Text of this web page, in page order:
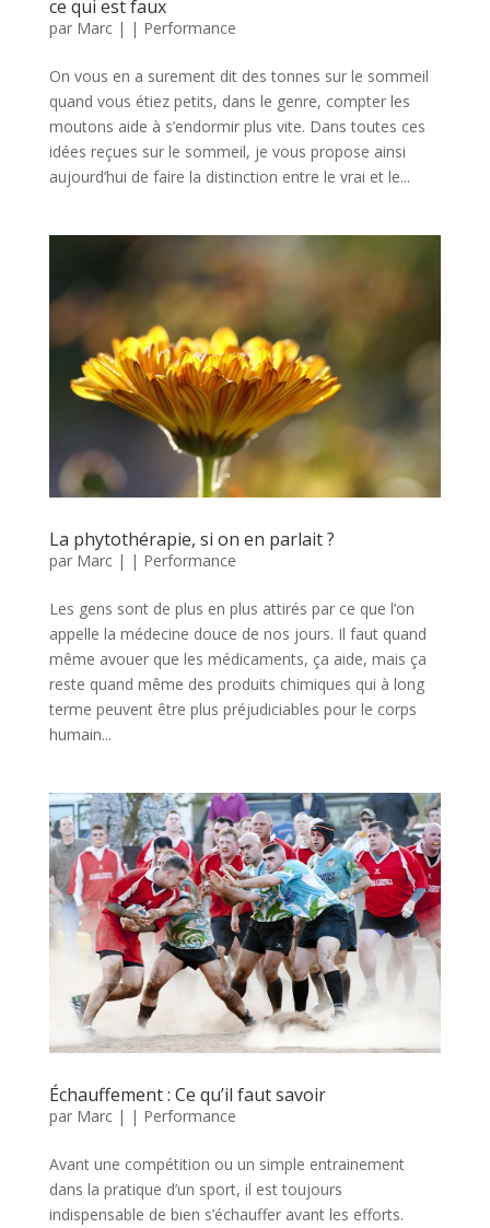
ce qui est faux
par Marc| | Performance
On vous en a surement dit des tonnes sur le sommeil
quand vous étiez petits, dans le genre, compter les
moutons aide à s’endormir plus vite. Dans toutes ces
idées reçues sur le sommeil, je vous propose ainsi
aujourd’hui de faire la distinction entre le vrai et le...
La phytothérapie, si on en parlait ?
par Marc| | Performance
Les gens sont de plus en plus attirés par ce que l’on
appelle la médecine douce de nos jours. Il faut quand
même avouer que les médicaments, ça aide, mais ça
reste quand même des produits chimiques qui à long
terme peuvent être plus préjudiciables pour le corps
humain...
Échauffement : Ce qu’il faut savoir
par Marc| | Performance
Avant une compétition ou un simple entrainement
dans la pratique d’un sport, il est toujours
indispensable de bien s’échauffer avant les efforts.